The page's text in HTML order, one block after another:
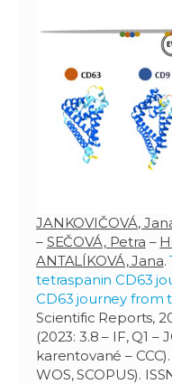
JANKOVIČOVÁ,
– SEČOVÁ, Petra –
ANTALÍKOVÁ, Jana.
tetraspanin CD63
CD63 journey from
Scientific Reports,
(2023: 3.8 – IF, Q1 –
karentované –
WOS, SCOPUS).